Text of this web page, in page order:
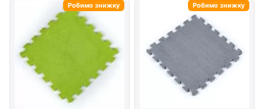
Робимо знижку Робимо знижку